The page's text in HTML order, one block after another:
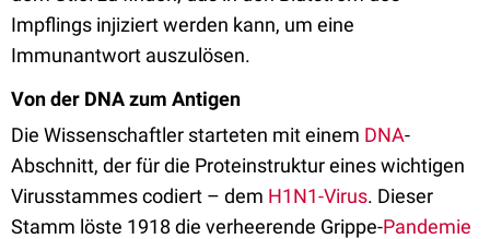
Impflings injiziert werden kann, um eine
Immunantwort auszulösen.
Von der DNA zum Antigen
Die Wissenschaftler starteten mit einem DNA-
Abschnitt, der für die Proteinstruktur eines wichtigen
Virusstammes codiert – dem H1N1-Virus. Dieser
Stamm löste 1918 die verheerende Grippe-Pandemie